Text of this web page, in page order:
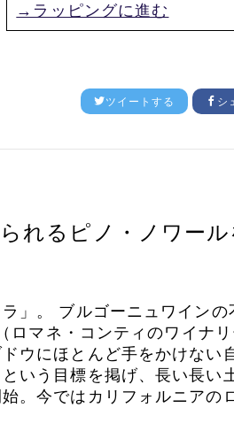
→ラッピングに進む
ツイートする シ
れるピノ・ノワール
」。 ブルゴーニュワインの
マネ・コンティのワイナ
ウにほとんど手をかけない
いう目標を掲げ、長い長い
。今ではカリフォルニアの